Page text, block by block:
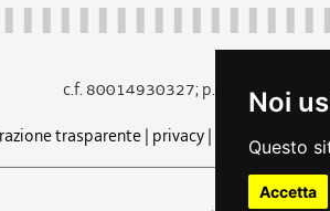
Noi
Questo
Accetta
c.f. 80014930327; p.iva
trasparente| privacy| cookie note